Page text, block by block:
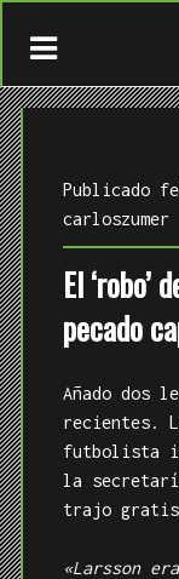
Publicado
carloszumer
El
pecado
Añado dos
recientes.
futbolista
la
trajo
«Larsson